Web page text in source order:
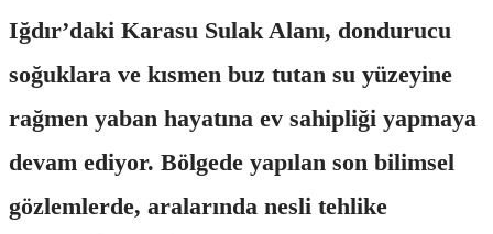
Iğdır’daki Karasu Sulak Alanı, dondurucu
soğuklara ve kısmen buz tutan su yüzeyine
rağmen yaban hayatına ev sahipliği yapmaya
devam ediyor. Bölgede yapılan son bilimsel
gözlemlerde, aralarında nesli tehlike